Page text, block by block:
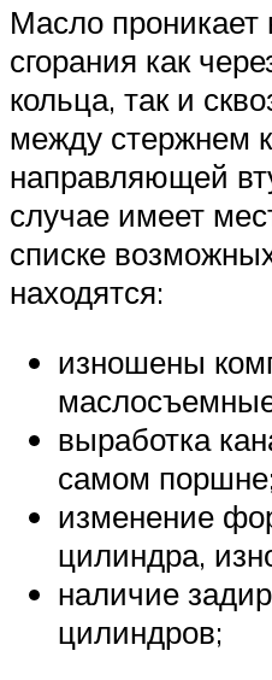
Масло проникает
сгорания как
кольца, так и
между стержнем
направляющей
случае имеет
списке
находятся:
изношены
выработка
самом
изменение
цилиндра,
наличие
цилиндров;